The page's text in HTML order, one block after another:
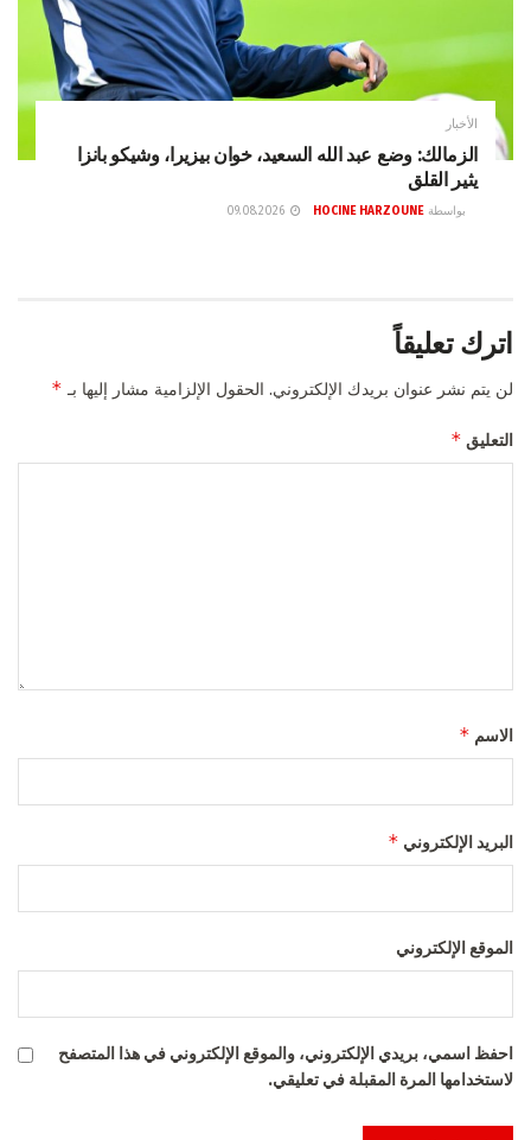
الأخبار
الزمالك: وضع عبد الله السعيد، خوان بيزيرا، وشيكو بانزا
يثير القلق
بواسطة HOCINE HARZOUNE
اترك تعليقاً
لن يتم نشر عنوان بريدك الإلكتروني. الحقول الإلزامية مشار إليها بـ *
التعليق *
الاسم *
البريد الإلكتروني *
الموقع الإلكتروني
احفظ اسمي، بريدي الإلكتروني، والموقع الإلكتروني في هذا المتصفح
لاستخدامها المرة المقبلة في تعليقي.